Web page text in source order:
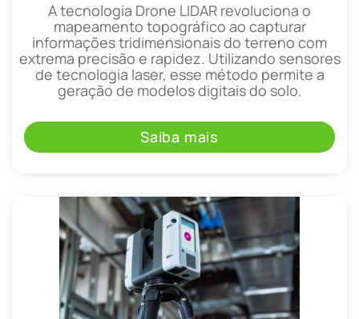
A tecnologia Drone LIDAR revoluciona o
mapeamento topográfico ao capturar
informações tridimensionais do terreno com
extrema precisão e rapidez. Utilizando sensores
de tecnologia laser, esse método permite a
geração de modelos digitais do solo.
Saiba mais